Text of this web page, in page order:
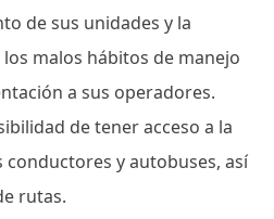
de sus unidades y la
malos hábitos de manejo
a sus operadores.
de tener acceso a la
y autobuses, así
rutas.